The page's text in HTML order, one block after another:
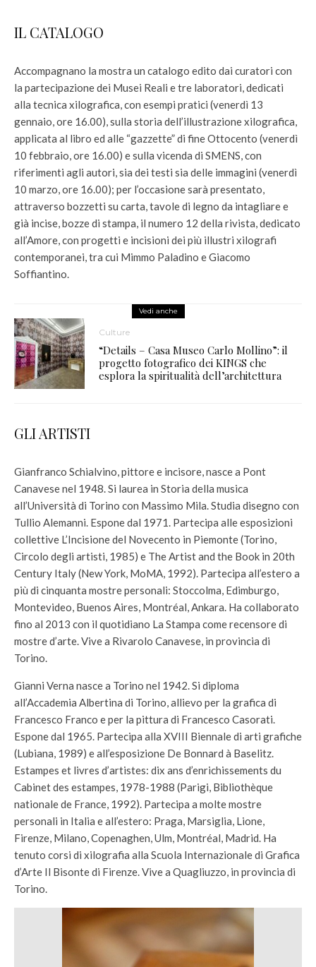
IL CATALOGO
Accompagnano la mostra un catalogo edito dai curatori con
la partecipazione dei Musei Reali e tre laboratori, dedicati
alla tecnica xilografica, con esempi pratici (venerdì 13
gennaio, ore 16.00), sulla storia dell’illustrazione xilografica,
applicata al libro ed alle “gazzette” di fine Ottocento (venerdì
10 febbraio, ore 16.00) e sulla vicenda di SMENS, con
riferimenti agli autori, sia dei testi sia delle immagini (venerdì
10 marzo, ore 16.00); per l’occasione sarà presentato,
attraverso bozzetti su carta, tavole di legno da intagliare e
già incise, bozze di stampa, il numero 12 della rivista, dedicato
all’Amore, con progetti e incisioni dei più illustri xilografi
contemporanei, tra cui Mimmo Paladino e Giacomo
Soffiantino.
Vedi anche
Culture
“Details – Casa Museo Carlo Mollino”: il
progetto fotografico dei KINGS che
esplora la spiritualità dell’architettura
GLI ARTISTI
Gianfranco Schialvino, pittore e incisore, nasce a Pont
Canavese nel 1948. Si laurea in Storia della musica
all’Università di Torino con Massimo Mila. Studia disegno con
Tullio Alemanni. Espone dal 1971. Partecipa alle esposizioni
collettive L’Incisione del Novecento in Piemonte (Torino,
Circolo degli artisti, 1985) e The Artist and the Book in 20th
Century Italy (New York, MoMA, 1992). Partecipa all’estero a
più di cinquanta mostre personali: Stoccolma, Edimburgo,
Montevideo, Buenos Aires, Montréal, Ankara. Ha collaborato
fino al 2013 con il quotidiano La Stampa come recensore di
mostre d’arte. Vive a Rivarolo Canavese, in provincia di
Torino.
Gianni Verna nasce a Torino nel 1942. Si diploma
all’Accademia Albertina di Torino, allievo per la grafica di
Francesco Franco e per la pittura di Francesco Casorati.
Espone dal 1965. Partecipa alla XVIII Biennale di arti grafiche
(Lubiana, 1989) e all’esposizione De Bonnard à Baselitz.
Estampes et livres d’artistes: dix ans d’enrichissements du
Cabinet des estampes, 1978-1988 (Parigi, Bibliothèque
nationale de France, 1992). Partecipa a molte mostre
personali in Italia e all’estero: Praga, Marsiglia, Lione,
Firenze, Milano, Copenaghen, Ulm, Montréal, Madrid. Ha
tenuto corsi di xilografia alla Scuola Internazionale di Grafica
d’Arte Il Bisonte di Firenze. Vive a Quagliuzzo, in provincia di
Torino.